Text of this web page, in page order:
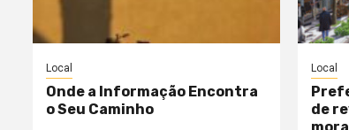
Local
Onde a Informação Encontra
o Seu Caminho
Local
de